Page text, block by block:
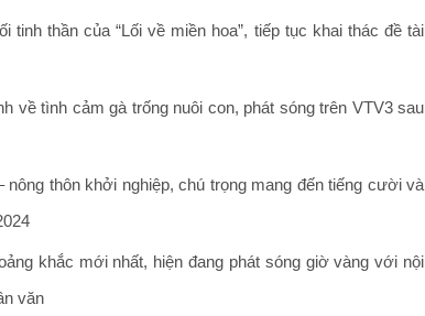
tinh thần của “Lối về miền hoa”, tiếp tục khai thác đề tài
về tình cảm gà trống nuôi con, phát sóng trên VTV3 sau
nông thôn khởi nghiệp, chú trọng mang đến tiếng cười và
khắc mới nhất, hiện đang phát sóng giờ vàng với nội
văn